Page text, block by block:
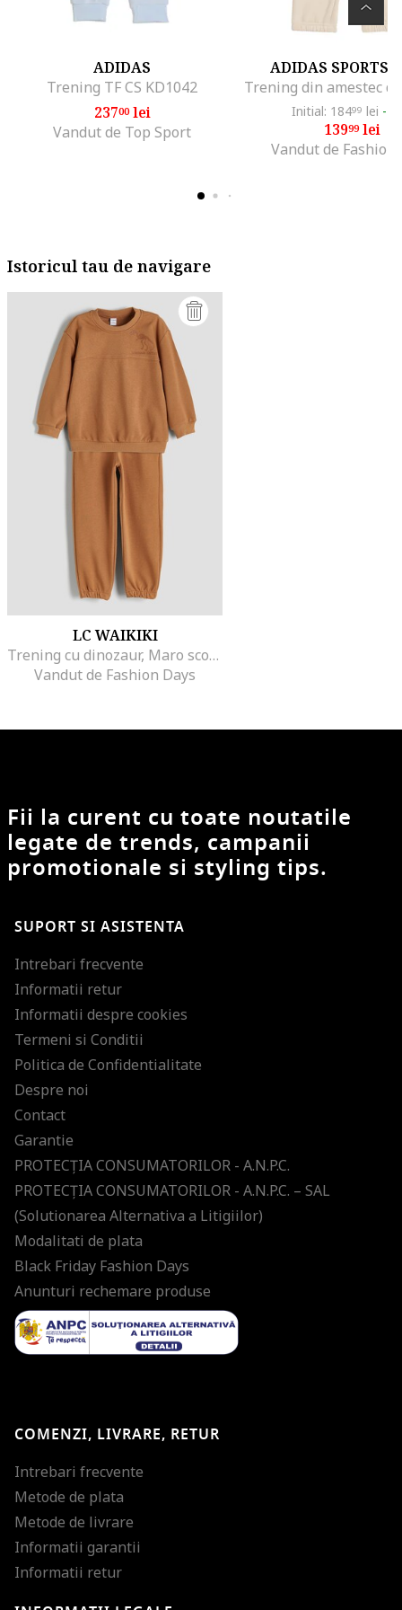
ADIDAS
Trening TF CS KD1042
23700lei
Vandut de Top Sport
ADIDAS
Initial: 18499 lei -
13999lei
Vandut de Fashion
Istoricul tau de navigare
LC WAIKIKI
Trening cu dinozaur, Maro scortisoara
Vandut de Fashion Days
Fii la curent cu toate noutatile
legate de trends, campanii
promotionale si styling tips.
SUPORT SI ASISTENTA
Intrebari frecvente
Informatii retur
Informatii despre cookies
Termeni si Conditii
Politica de Confidentialitate
Despre noi
Contact
Garantie
PROTECŢIA CONSUMATORILOR - A.N.P.C.
PROTECŢIA CONSUMATORILOR - A.N.P.C. – SAL
(Solutionarea Alternativa a Litigiilor)
Modalitati de plata
Black Friday Fashion Days
Anunturi rechemare produse
COMENZI, LIVRARE, RETUR
Intrebari frecvente
Metode de plata
Metode de livrare
Informatii garantii
Informatii retur